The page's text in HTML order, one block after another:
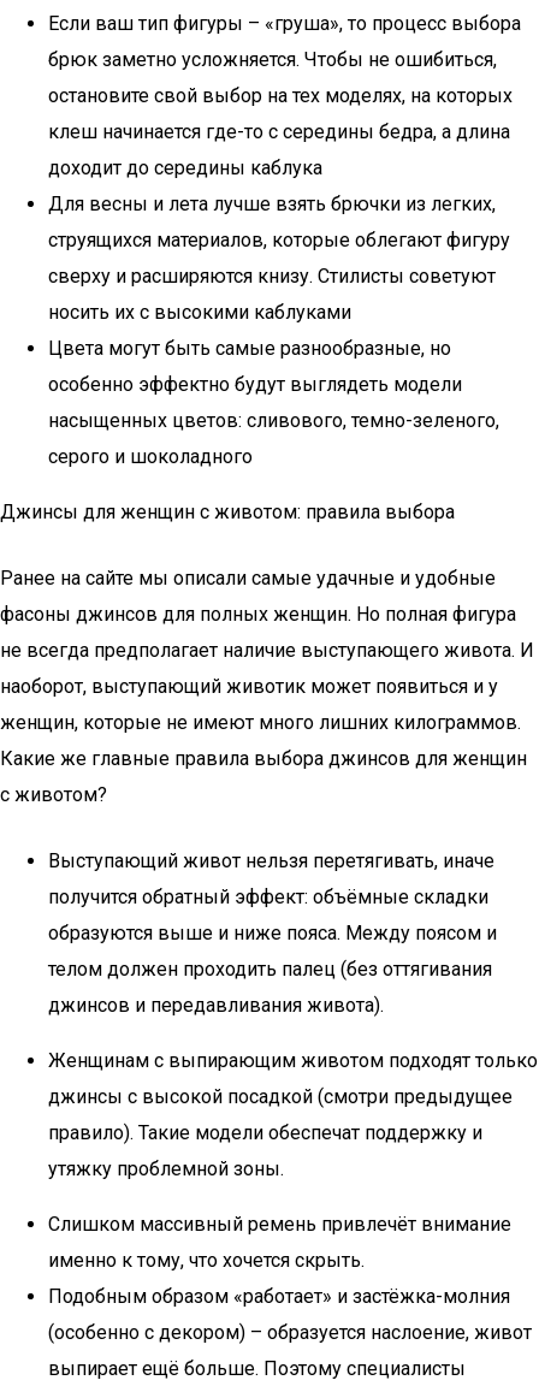
Если ваш тип фигуры – «груша», то процесс выбора
брюк заметно усложняется. Чтобы не ошибиться,
остановите свой выбор на тех моделях, на которых
клеш начинается где-то с середины бедра, а длина
доходит до середины каблука
Для весны и лета лучше взять брючки из легких,
струящихся материалов, которые облегают фигуру
сверху и расширяются книзу. Стилисты советуют
носить их с высокими каблуками
Цвета могут быть самые разнообразные, но
особенно эффектно будут выглядеть модели
насыщенных цветов: сливового, темно-зеленого,
серого и шоколадного
Джинсы для женщин с животом: правила выбора
Ранее на сайте мы описали самые удачные и удобные
фасоны джинсов для полных женщин. Но полная фигура
не всегда предполагает наличие выступающего живота. И
наоборот, выступающий животик может появиться и у
женщин, которые не имеют много лишних килограммов.
Какие же главные правила выбора джинсов для женщин
с животом?
Выступающий живот нельзя перетягивать, иначе
получится обратный эффект: объёмные складки
образуются выше и ниже пояса. Между поясом и
телом должен проходить палец (без оттягивания
джинсов и передавливания живота).
Женщинам с выпирающим животом подходят только
джинсы с высокой посадкой (смотри предыдущее
правило). Такие модели обеспечат поддержку и
утяжку проблемной зоны.
Слишком массивный ремень привлечёт внимание
именно к тому, что хочется скрыть.
Подобным образом «работает» и застёжка-молния
(особенно с декором) – образуется наслоение, живот
выпирает ещё больше. Поэтому специалисты